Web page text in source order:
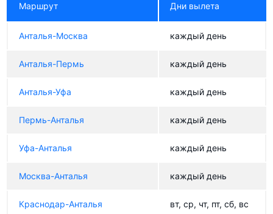
Маршрут Дни вылета
Анталья-Москва каждый день
Анталья-Пермь каждый день
Анталья-Уфа каждый день
Пермь-Анталья каждый день
Уфа-Анталья каждый день
Москва-Анталья каждый день
Краснодар-Анталья вт, ср, чт, пт, сб, вс